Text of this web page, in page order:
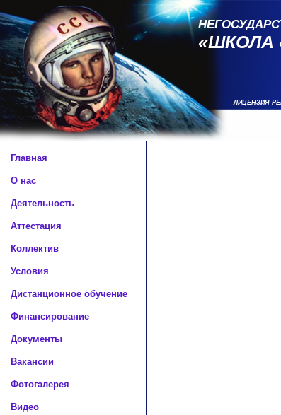
«ШКОЛА
ЛИЦЕНЗИЯ
Главная
О нас
Деятельность
Аттестация
Коллектив
Условия
Дистанционное обучение
Финансирование
Документы
Вакансии
Фотогалерея
Видео